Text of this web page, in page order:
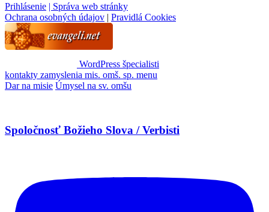
Prihlásenie | Správa web stránky
Ochrana osobných údajov | Pravidlá Cookies
WordPress špecialisti
kontakty zamyslenia mis. omš. sp. menu
Dar na misie Úmysel na sv. omšu
Spoločnosť Božieho Slova / Verbisti